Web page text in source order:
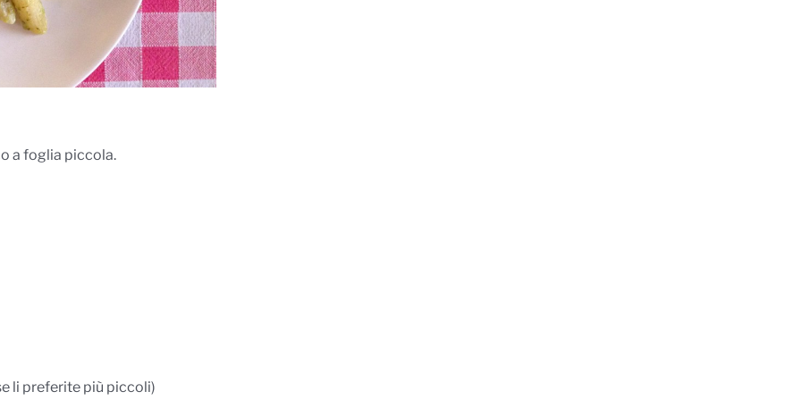
a foglia piccola.
li preferite più piccoli)